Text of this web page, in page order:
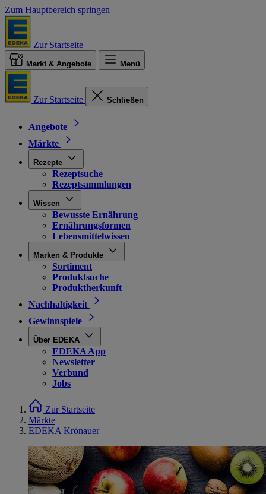
Zum Hauptbereich springen
Zur Startseite
Markt & Angebote Menü
Zur Startseite Schließen
Angebote
Märkte
Rezepte
Rezeptsuche
Rezeptsammlungen
Wissen
Bewusste Ernährung
Ernährungsformen
Lebensmittelwissen
Marken & Produkte
Sortiment
Produktsuche
Produktherkunft
Nachhaltigkeit
Gewinnspiele
Über EDEKA
EDEKA App
Newsletter
Verbund
Jobs
Zur Startseite
Märkte
EDEKA Krönauer